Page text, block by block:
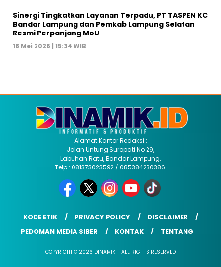
Sinergi Tingkatkan Layanan Terpadu, PT TASPEN KC
Bandar Lampung dan Pemkab Lampung Selatan
Resmi Perpanjang MoU
18 Mei 2026 | 15:34 WIB
Alamat Kantor Redaksi :
Jalan Untung Suropati No 29,
Labuhan Ratu, Bandar Lampung.
Telp : 081373023592 / 085384230386.
KODE ETIK PRIVACY POLICY
DISCLAIMER
PEDOMAN MEDIA SIBER
KONTAK TENTANG
COPYRIGHT © 2026 DINAMIK - ALL RIGHTS RESERVED